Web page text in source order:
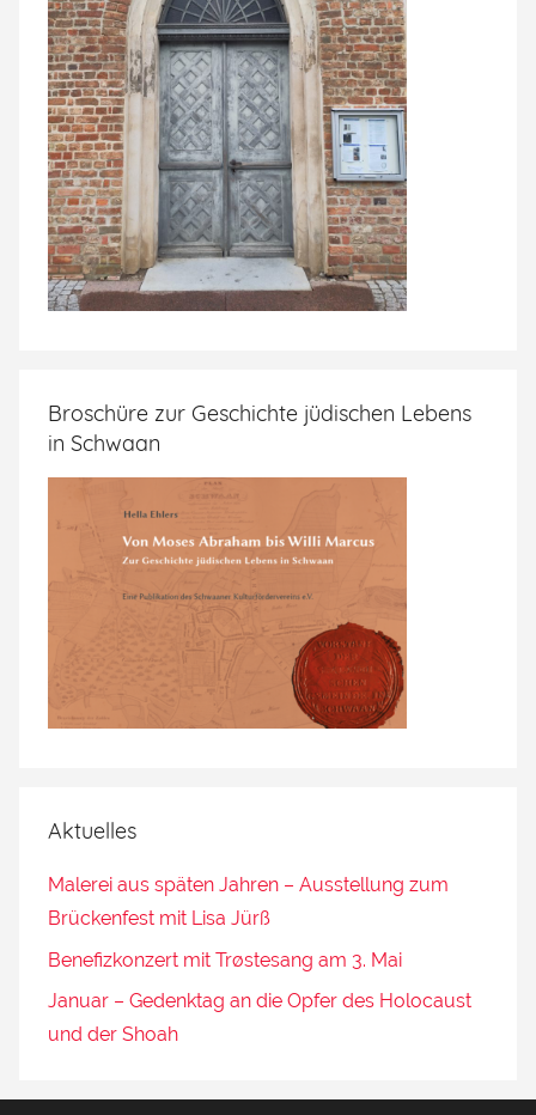
Broschüre zur Geschichte jüdischen Lebens
in Schwaan
Aktuelles
Malerei aus späten Jahren – Ausstellung zum
Brückenfest mit Lisa Jürß
Benefizkonzert mit Trøstesang am 3. Mai
Januar – Gedenktag an die Opfer des Holocaust
und der Shoah